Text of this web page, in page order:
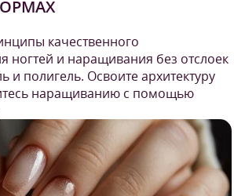
качественного
ногтей и наращивания без отслоек
и полигель. Освоите архитектуру
наращиванию с помощью